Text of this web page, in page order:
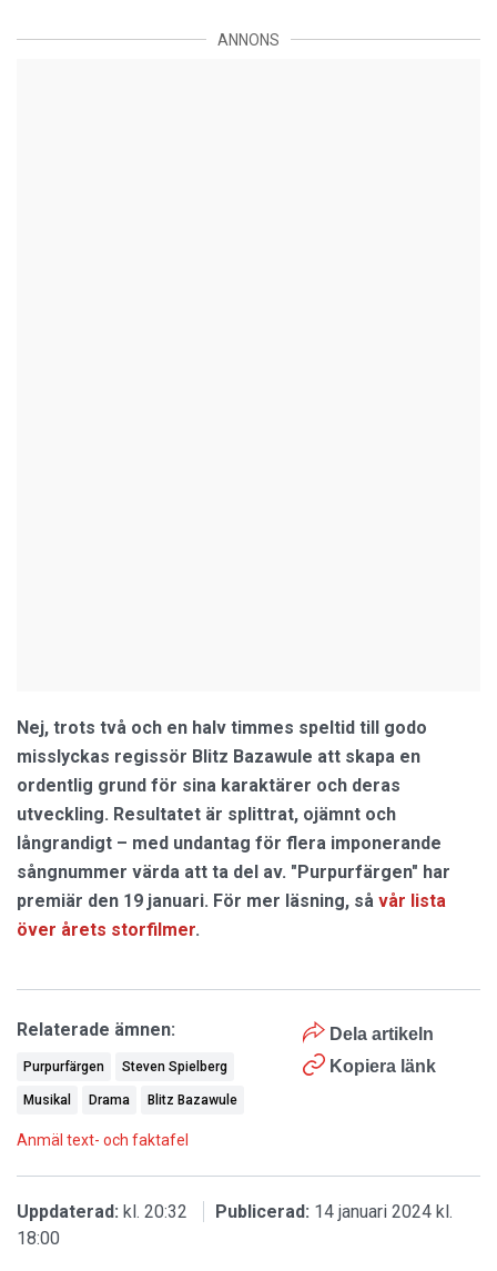
ANNONS
Nej, trots två och en halv timmes speltid till godo
misslyckas regissör Blitz Bazawule att skapa en
ordentlig grund för sina karaktärer och deras
utveckling. Resultatet är splittrat, ojämnt och
långrandigt – med undantag för flera imponerande
sångnummer värda att ta del av. "Purpurfärgen" har
premiär den 19 januari. För mer läsning, så vår lista
över årets storfilmer.
Dela artikeln
Kopiera länk
Relaterade ämnen:
Purpurfärgen Steven Spielberg
Musikal Drama Blitz Bazawule
Anmäl text- och faktafel
Uppdaterad: kl. 20:32 Publicerad: 14 januari 2024 kl.
18:00